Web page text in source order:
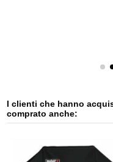
I clienti che hanno
comprato anche: